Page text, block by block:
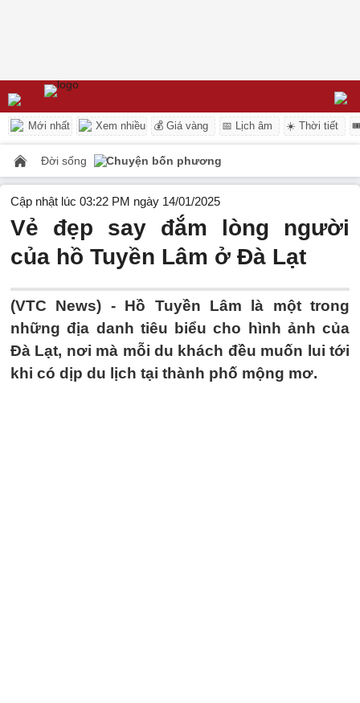
Mới nhất Xem nhiều 💰 Giá vàng 📅 Lịch âm ☀️ Thời tiết
Đời sống Chuyện bốn phương
Cập nhật lúc 03:22 PM ngày 14/01/2025
Vẻ đẹp say đắm lòng người
của hồ Tuyền Lâm ở Đà Lạt
(VTC News) - Hồ Tuyền Lâm là một trong
những địa danh tiêu biểu cho hình ảnh của
Đà Lạt, nơi mà mỗi du khách đều muốn lui tới
khi có dịp du lịch tại thành phố mộng mơ.